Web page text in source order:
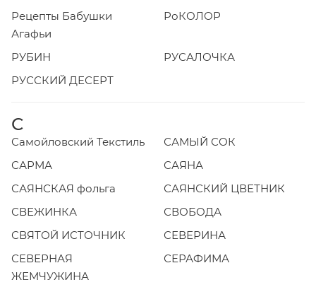
Рецепты Бабушки
Агафьи
РоКОЛОР
РУБИН
РУСАЛОЧКА
РУССКИЙ ДЕСЕРТ
С
Самойловский Текстиль
САМЫЙ СОК
САРМА
САЯНА
САЯНСКАЯ фольга
САЯНСКИЙ ЦВЕТНИК
СВЕЖИНКА
СВОБОДА
СВЯТОЙ ИСТОЧНИК
СЕВЕРИНА
СЕВЕРНАЯ
ЖЕМЧУЖИНА
СЕРАФИМА